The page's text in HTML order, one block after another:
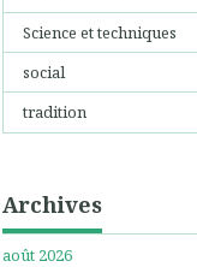
Science et techniques
social
tradition
Archives
août 2026